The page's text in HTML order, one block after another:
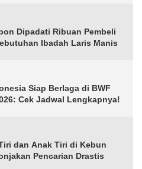
Dipadati Ribuan Pembeli
Ibadah Laris Manis
Siap Berlaga di BWF
Cek Jadwal Lengkapnya!
dan Anak Tiri di Kebun
Pencarian Drastis